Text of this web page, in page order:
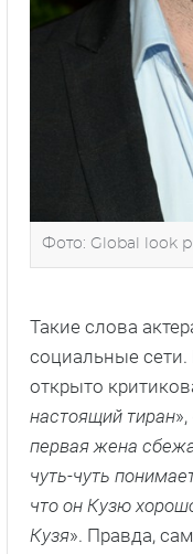
Фото: Global look
Такие слова
социальные
открыто
настоящий тиран»,
первая жена
чуть-чуть
что он Кузю
Кузя». Правда,